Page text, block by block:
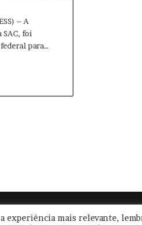
– A
SAC, foi
para…
reservados | | Termos de Uso
experiência mais relevante,